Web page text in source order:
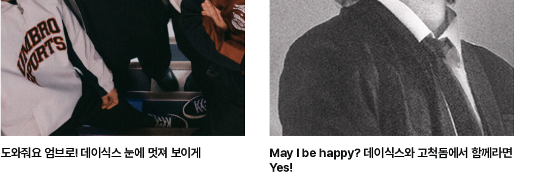
도와줘요 엄브로! 데이식스 눈에 멋져 보이게
May I be happy? 데이식스와 고척돔에서 함께라면
Yes!